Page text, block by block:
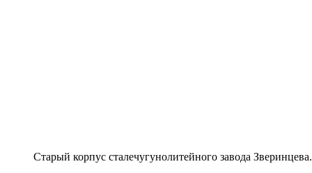
Старый корпус сталечугунолитейного завода